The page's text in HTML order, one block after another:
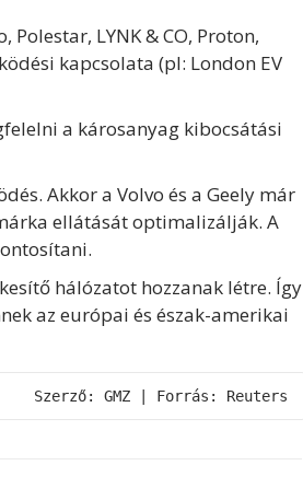
LYNK & CO, Proton,
kapcsolata (pl: London EV
a károsanyag kibocsátási
Akkor a Volvo és a Geely már
ellátását optimalizálják. A
hálózatot hozzanak létre. Így
az európai és észak-amerikai
Szerző: GMZ | Forrás: Reuters